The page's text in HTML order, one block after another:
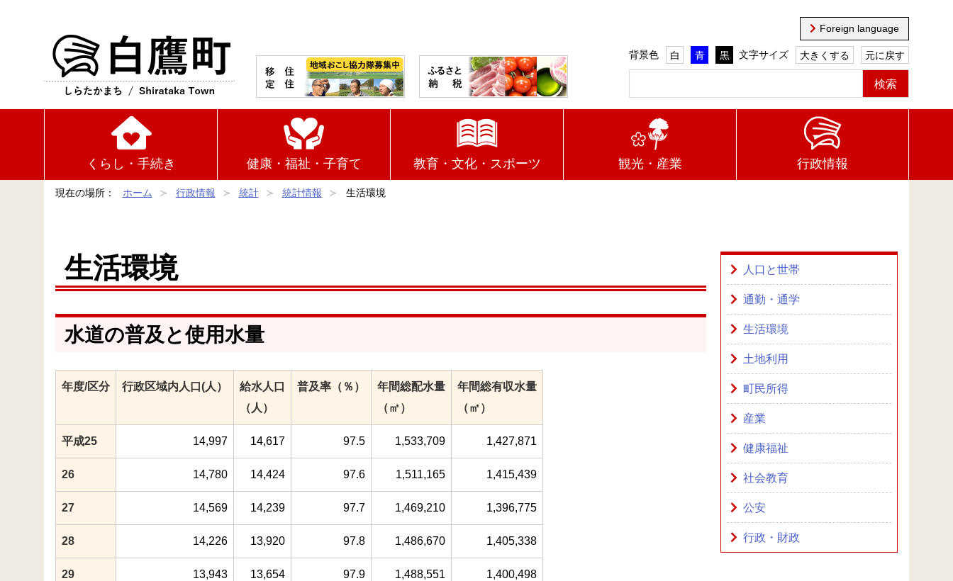
Foreign language
背景色 白 青 黒 文字サイズ 大きくする 元に戻す
くらし・手続き 健康・福祉・子育て 教育・文化・スポーツ 観光・産業 行政情報
現在の場所： ホーム 行政情報 統計 統計情報 生活環境
生活環境
水道の普及と使用水量
年度/区分 行政区域内人口(人）
給水人口
（人）
普及率（％）
年間総配水量
（㎡）
年間総有収水量
（㎡）
平成25 14,997 14,617 97.5 1,533,709 1,427,871
26 14,780 14,424 97.6 1,511,165 1,415,439
27 14,569 14,239 97.7 1,469,210 1,396,775
28 14,226 13,920 97.8 1,486,670 1,405,338
29 13,943 13,654 97.9 1,488,551 1,400,498
人口と世帯
通勤・通学
生活環境
土地利用
町民所得
産業
健康福祉
社会教育
公安
行政・財政